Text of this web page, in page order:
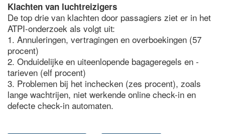
Klachten van luchtreizigers
De top drie van klachten door passagiers ziet er in het
ATPI-onderzoek als volgt uit:
1. Annuleringen, vertragingen en overboekingen (57
procent)
2. Onduidelijke en uiteenlopende bagageregels en -
tarieven (elf procent)
3. Problemen bij het inchecken (zes procent), zoals
lange wachtrijen, niet werkende online check-in en
defecte check-in automaten.